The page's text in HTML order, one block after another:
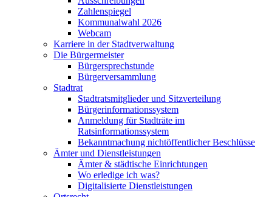
Zahlenspiegel
Kommunalwahl 2026
Webcam
Karriere in der Stadtverwaltung
Die Bürgermeister
Bürgersprechstunde
Bürgerversammlung
Stadtrat
Stadtratsmitglieder und Sitzverteilung
Bürgerinformationssystem
Anmeldung für Stadträte im
Ratsinformationssystem
Bekanntmachung nichtöffentlicher Beschlüsse
Ämter und Dienstleistungen
Ämter & städtische Einrichtungen
Wo erledige ich was?
Digitalisierte Dienstleistungen